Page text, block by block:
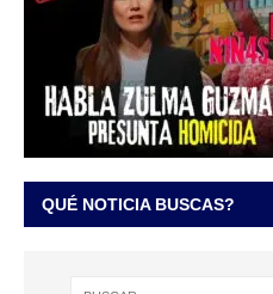
QUÉ NOTICIA BUSCAS?